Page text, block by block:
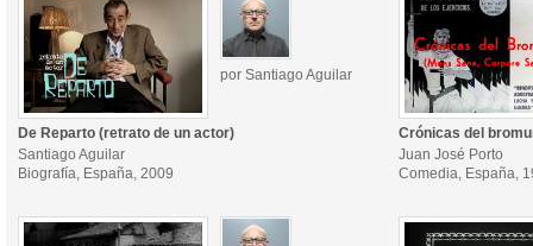
por Santiago Aguilar
De Reparto (retrato de un actor)
Santiago Aguilar
Biografía, España, 2009
Crónicas del
Juan José Porto
Comedia, España,